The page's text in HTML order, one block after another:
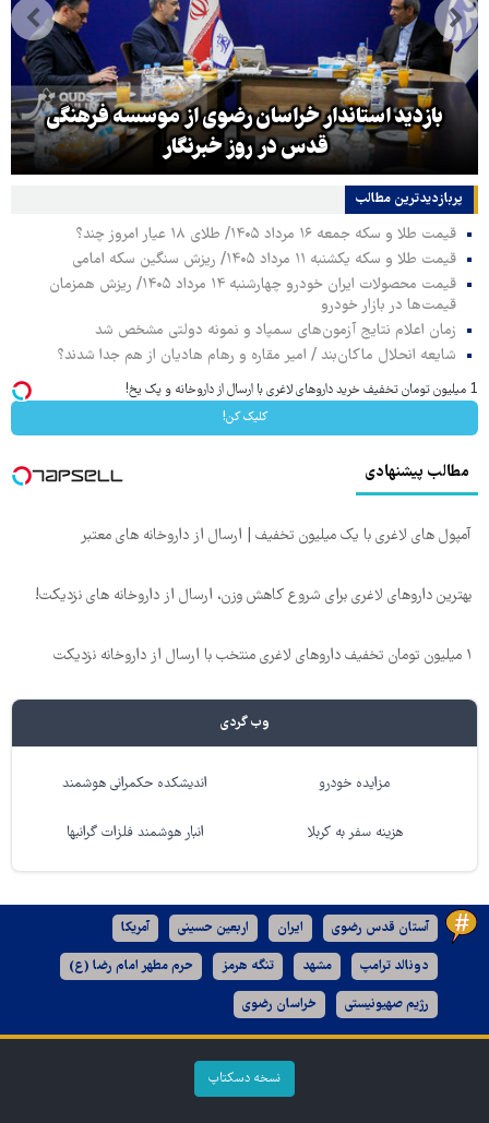
بازدید استاندار خراسان رضوی از موسسه فرهنگی
قدس در روز خبرنگار
پربازدیدترین‌ مطالب
قیمت طلا و سکه جمعه ۱۶ مرداد ۱۴۰۵/ طلای ۱۸ عیار امروز چند؟
قیمت طلا و سکه یکشنبه ۱۱ مرداد ۱۴۰۵/ ریزش سنگین سکه امامی
قیمت محصولات ایران خودرو چهارشنبه ۱۴ مرداد ۱۴۰۵/ ریزش همزمان
قیمت‌ها در بازار خودرو
زمان اعلام نتایج آزمون‌های سمپاد و نمونه دولتی مشخص شد
شایعه انحلال ماکان‌بند / امیر مقاره و رهام هادیان از هم جدا شدند؟
1 میلیون تومان تخفیف خرید داروهای لاغری با ارسال از داروخانه و پک یخ!
کلیک کن!
مطالب پیشنهادی
آمپول های لاغری با یک میلیون تخفیف | ارسال از داروخانه های معتبر
بهترین داروهای لاغری برای شروع کاهش وزن، ارسال از داروخانه های نزدیکت!
۱ میلیون تومان تخفیف داروهای لاغری منتخب با ارسال از داروخانه نزدیکت
وب گردی
مزایده خودرو اندیشکده حکمرانی هوشمند
هزینه سفر به کربلا انبار هوشمند فلزات گرانبها
آستان قدس رضوی ایران اربعین حسینی آمریکا
دونالد ترامپ مشهد تنگه هرمز حرم مطهر امام رضا (ع)
رژیم صهیونیستی خراسان رضوی
نسخه دسکتاپ